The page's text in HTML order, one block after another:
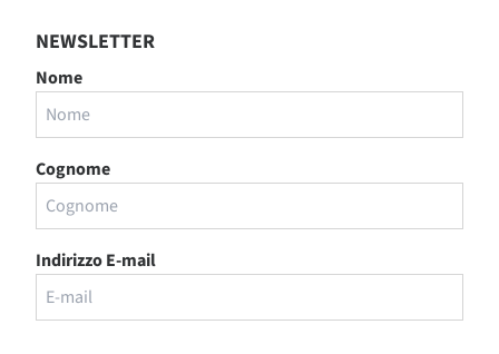
NEWSLETTER
Nome
Cognome
Indirizzo E-mail